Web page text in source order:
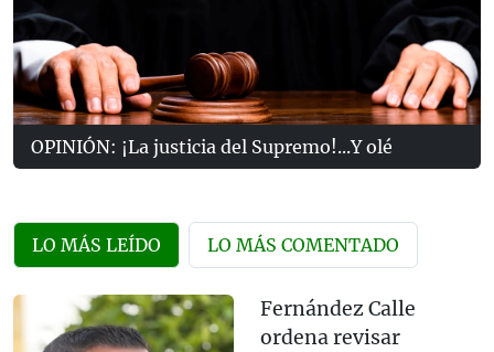
OPINIÓN: ¡La justicia del Supremo!...Y olé
LO MÁS LEÍDO LO MÁS COMENTADO
Fernández Calle
ordena revisar